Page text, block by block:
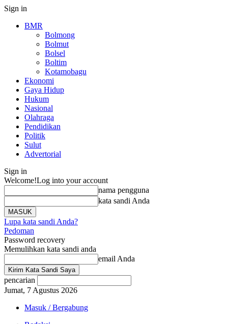
Sign in
BMR
Bolmong
Bolmut
Bolsel
Boltim
Kotamobagu
Ekonomi
Gaya Hidup
Hukum
Nasional
Olahraga
Pendidikan
Politik
Sulut
Advertorial
Sign in
Welcome!Log into your account
nama pengguna
kata sandi Anda
Lupa kata sandi Anda?
Pedoman
Password recovery
Memulihkan kata sandi anda
email Anda
pencarian
Jumat, 7 Agustus 2026
Masuk / Bergabung